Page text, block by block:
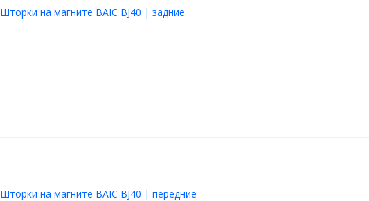
Шторки на магните BAIC BJ40 | задние
Шторки на магните BAIC BJ40 | передние